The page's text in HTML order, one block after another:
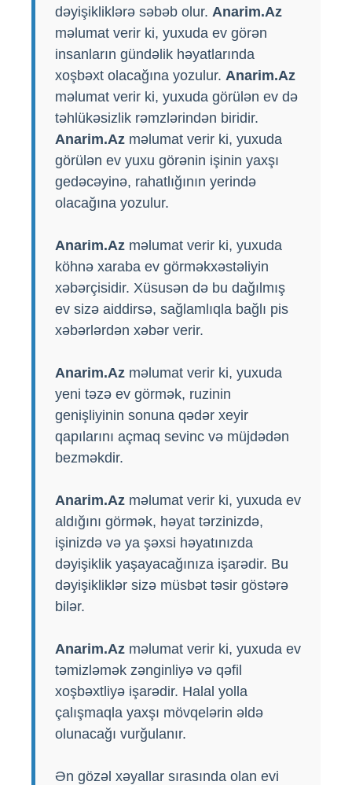
dəyişikliklərə səbəb olur. Anarim.Az
məlumat verir ki, yuxuda ev görən
insanların gündəlik həyatlarında
xoşbəxt olacağına yozulur. Anarim.Az
məlumat verir ki, yuxuda görülən ev də
təhlükəsizlik rəmzlərindən biridir.
Anarim.Az məlumat verir ki, yuxuda
görülən ev yuxu görənin işinin yaxşı
gedəcəyinə, rahatlığının yerində
olacağına yozulur.
Anarim.Az məlumat verir ki, yuxuda
köhnə xaraba ev görməkxəstəliyin
xəbərçisidir. Xüsusən də bu dağılmış
ev sizə aiddirsə, sağlamlıqla bağlı pis
xəbərlərdən xəbər verir.
Anarim.Az məlumat verir ki, yuxuda
yeni təzə ev görmək, ruzinin
genişliyinin sonuna qədər xeyir
qapılarını açmaq sevinc və müjdədən
bezməkdir.
Anarim.Az məlumat verir ki, yuxuda ev
aldığını görmək, həyat tərzinizdə,
işinizdə və ya şəxsi həyatınızda
dəyişiklik yaşayacağınıza işarədir. Bu
dəyişikliklər sizə müsbət təsir göstərə
bilər.
Anarim.Az məlumat verir ki, yuxuda ev
təmizləmək zənginliyə və qəfil
xoşbəxtliyə işarədir. Halal yolla
çalışmaqla yaxşı mövqelərin əldə
olunacağı vurğulanır.
Ən gözəl xəyallar sırasında olan evi